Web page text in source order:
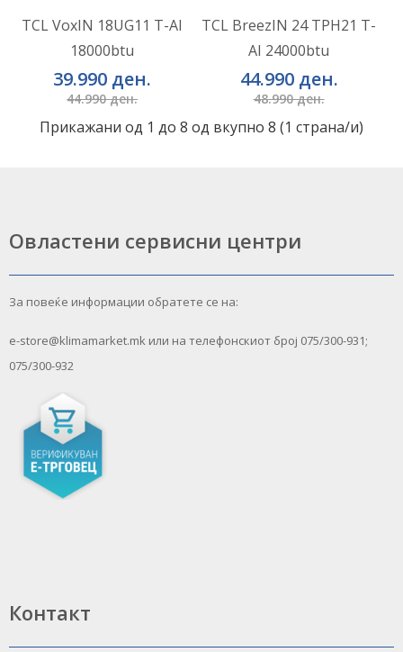
TCL VoxIN 18UG11 T-AI
18000btu
39.990 ден.
44.990 ден.
Додај во желби
Додај за споредба
TCL BreezIN 24 TPH21 T-
AI 24000btu
44.990 ден.
48.990 ден.
Додај во желби
Додај за споредба
Прикажани од 1 до 8 од вкупно 8 (1 страна/и)
Овластени сервисни центри
За повеќе информации обратете се на:
e-store@klimamarket.mk или на телефонскиот број 075/300-931;
075/300-932
Контакт